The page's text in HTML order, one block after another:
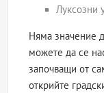
Луксозни
Няма значение
можете да се
започващи от
открийте